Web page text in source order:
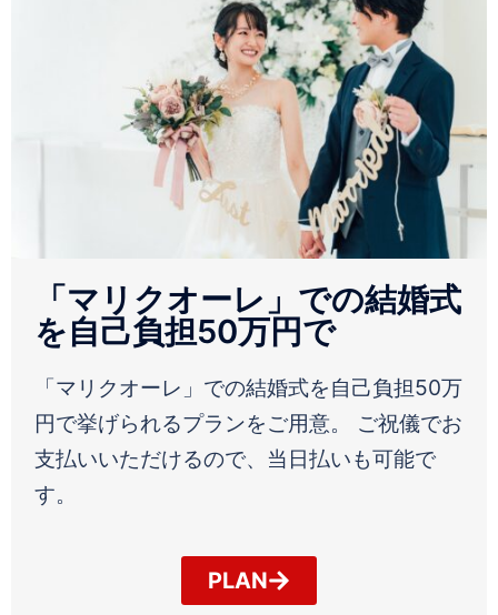
「マリクオーレ」での結婚式
を自己負担50万円で
「マリクオーレ」での結婚式を自己負担50万
円で挙げられるプランをご用意。 ご祝儀でお
支払いいただけるので、当日払いも可能で
す。
PLAN